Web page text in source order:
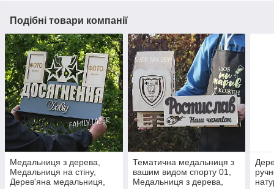
Подібні товари компанії
Медальниця з дерева,
Медальниця на стіну,
Дерев'яна медальниця,
Тематична медальниця з
вашим видом спорту 01,
Медальниця з дерева,